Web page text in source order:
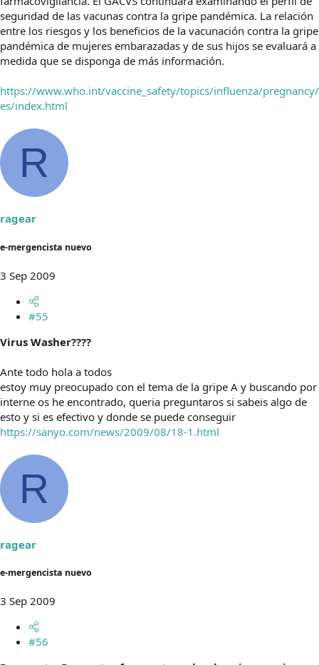
seguridad de las vacunas contra la gripe pandémica. La relación
entre los riesgos y los beneficios de la vacunación contra la gripe
pandémica de mujeres embarazadas y de sus hijos se evaluará a
medida que se disponga de más información.
https://www.who.int/vaccine_safety/topics/influenza/pregnancy/
es/index.html
R
ragear
e-mergencista nuevo
3 Sep 2009
#55
Virus Washer????
Ante todo hola a todos
estoy muy preocupado con el tema de la gripe A y buscando por
interne os he encontrado, queria preguntaros si sabeis algo de
esto y si es efectivo y donde se puede conseguir
https://sanyo.com/news/2009/08/18-1.html
R
ragear
e-mergencista nuevo
3 Sep 2009
#56